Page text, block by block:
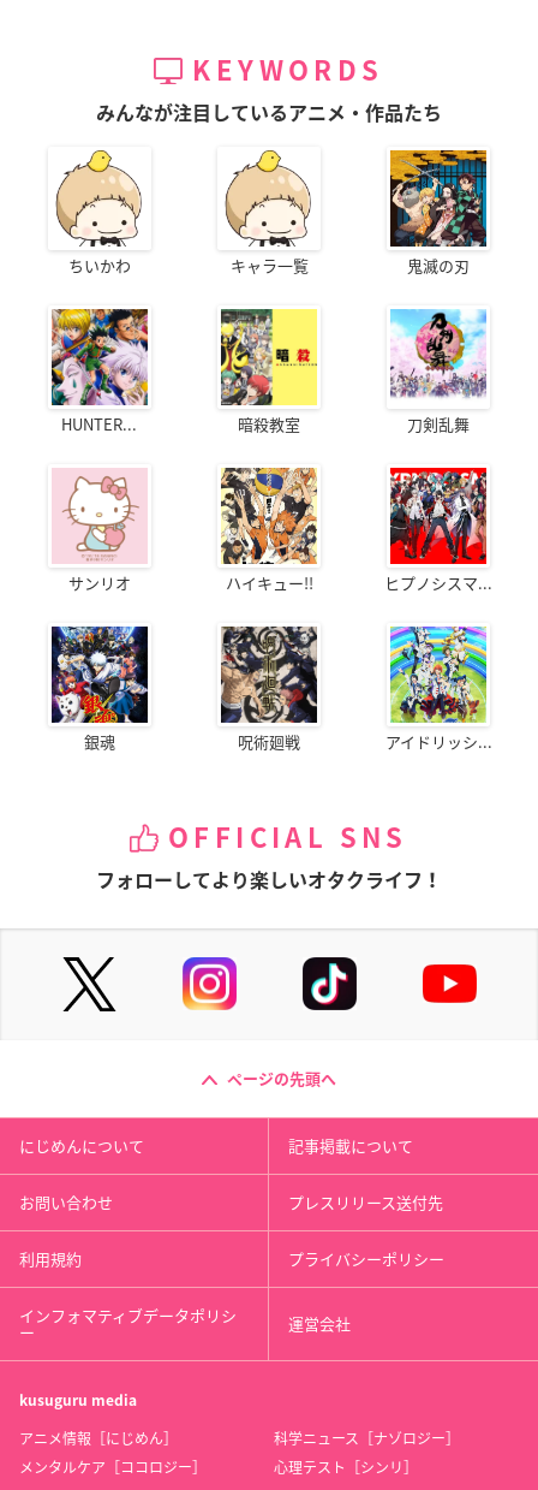
KEYWORDS
みんなが注目しているアニメ・作品たち
ちいかわ キャラ一覧 鬼滅の刃
HUNTER... 暗殺教室 刀剣乱舞
サンリオ ハイキュー!! ヒプノシスマ...
銀魂 呪術廻戦 アイドリッシ...
OFFICIAL SNS
フォローしてより楽しいオタクライフ！
ページの先頭へ
にじめんについて 記事掲載について
お問い合わせ プレスリリース送付先
利用規約 プライバシーポリシー
インフォマティブデータポリシ
ー 運営会社
kusuguru media
アニメ情報［にじめん］
科学ニュース［ナゾロジー］
メンタルケア［ココロジー］
心理テスト［シンリ］